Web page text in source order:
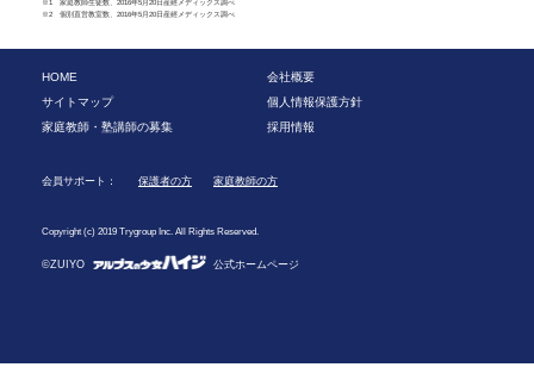
※1 家庭教師生徒数、2016年5月20日産經メディックス調べ
※2 個別直営教室数、2016年5月20日産經メディックス調べ
HOME
会社概要
サイトマップ
個人情報保護方針
家庭教師・塾講師の募集
採用情報
会員サポート： 保護者の方 家庭教師の方
Copyright (c) 2019 Trygroup Inc. All Rights Reserved.
©ZUIYO 公式ホームページ